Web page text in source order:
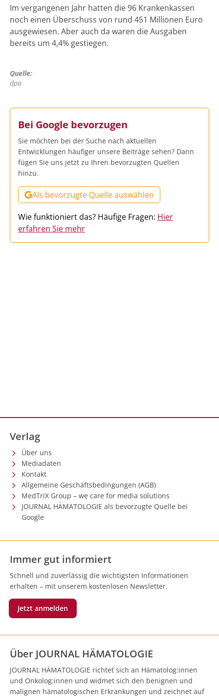
Im vergangenen Jahr hatten die 96 Krankenkassen
noch einen Überschuss von rund 451 Millionen Euro
ausgewiesen. Aber auch da waren die Ausgaben
bereits um 4,4% gestiegen.
Quelle:
dpa
Bei Google bevorzugen
Sie möchten bei der Suche nach aktuellen
Entwicklungen häufiger unsere Beiträge sehen? Dann
fügen Sie uns jetzt zu Ihren bevorzugten Quellen
hinzu.
Als bevorzugte Quelle auswählen
Wie funktioniert das? Häufige Fragen: Hier
erfahren Sie mehr
Verlag
Über uns
Mediadaten
Kontakt
Allgemeine Geschäftsbedingungen (AGB)
MedTriX Group – we care for media solutions
JOURNAL HÄMATOLOGIE als bevorzugte Quelle bei
Google
Immer gut informiert
Schnell und zuverlässig die wichtigsten Informationen
erhalten – mit unserem kostenlosen Newsletter.
Jetzt anmelden
Über JOURNAL HÄMATOLOGIE
JOURNAL HÄMATOLOGIE richtet sich an Hämatolog:innen
und Onkolog:innen und widmet sich den benignen und
malignen hämatologischen Erkrankungen und zeichnet auf